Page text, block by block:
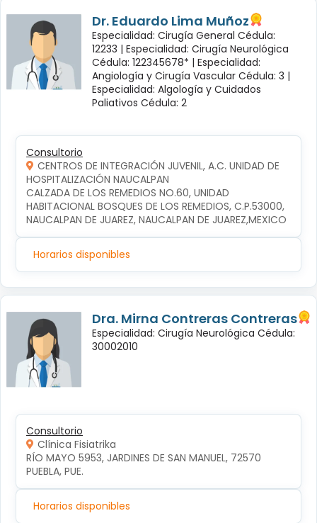
Dr. Eduardo Lima Muñoz
Especialidad: Cirugía General Cédula:
12233 | Especialidad: Cirugía Neurológica
Cédula: 122345678* | Especialidad:
Angiología y Cirugía Vascular Cédula: 3 |
Especialidad: Algología y Cuidados
Paliativos Cédula: 2
Consultorio
CENTROS DE INTEGRACIÓN JUVENIL, A.C. UNIDAD DE
HOSPITALIZACIÓN NAUCALPAN
CALZADA DE LOS REMEDIOS NO.60, UNIDAD
HABITACIONAL BOSQUES DE LOS REMEDIOS, C.P.53000,
NAUCALPAN DE JUAREZ, NAUCALPAN DE JUAREZ,MEXICO
Horarios disponibles
Dra. Mirna Contreras Contreras
Especialidad: Cirugía Neurológica Cédula:
30002010
Consultorio
Clínica Fisiatrika
RÍO MAYO 5953, JARDINES DE SAN MANUEL, 72570
PUEBLA, PUE.
Horarios disponibles